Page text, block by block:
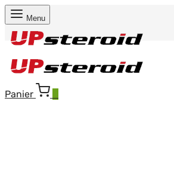
Menu
Panier